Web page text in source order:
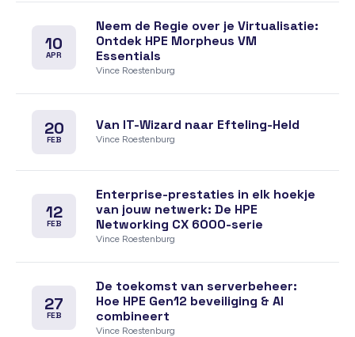
10
APR
Neem de Regie over je Virtualisatie:
Ontdek HPE Morpheus VM
Essentials
Vince Roestenburg
20
FEB
Van IT-Wizard naar Efteling-Held
Vince Roestenburg
12
FEB
Enterprise-prestaties in elk hoekje
van jouw netwerk: De HPE
Networking CX 6000-serie
Vince Roestenburg
27
FEB
De toekomst van serverbeheer:
Hoe HPE Gen12 beveiliging & AI
combineert
Vince Roestenburg